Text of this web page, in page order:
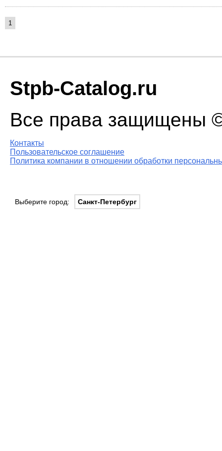
1
Stpb-Catalog.ru
Все права защищены
Контакты
Пользовательское соглашение
Политика компании в отношении обработки
Выберите город: Санкт-Петербург